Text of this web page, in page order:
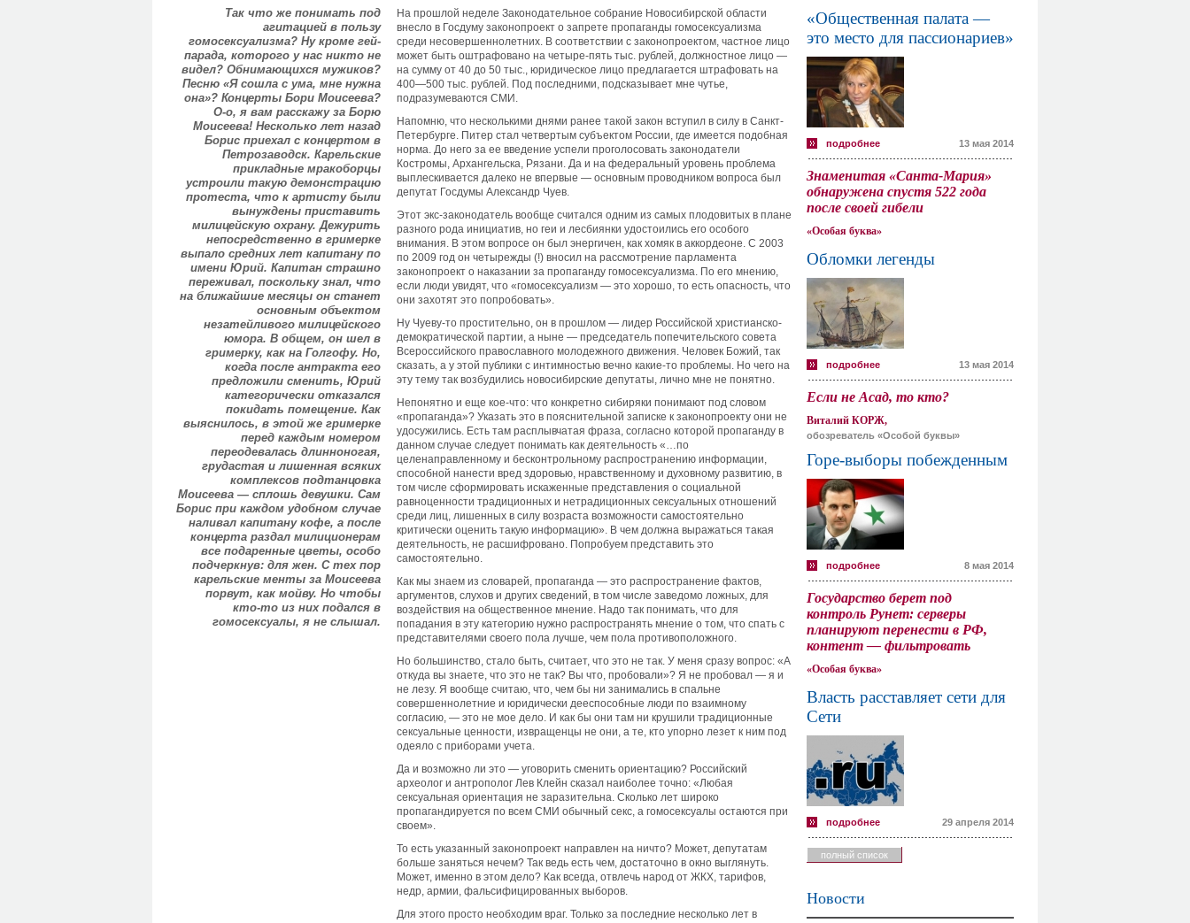
Так что же понимать под
агитацией в пользу
гомосексуализма? Ну кроме гей-
парада, которого у нас никто не
видел? Обнимающихся мужиков?
Песню «Я сошла с ума, мне нужна
она»? Концерты Бори Моисеева?
О-о, я вам расскажу за Борю
Моисеева! Несколько лет назад
Борис приехал с концертом в
Петрозаводск. Карельские
прикладные мракоборцы
устроили такую демонстрацию
протеста, что к артисту были
вынуждены приставить
милицейскую охрану. Дежурить
непосредственно в гримерке
выпало средних лет капитану по
имени Юрий. Капитан страшно
переживал, поскольку знал, что
на ближайшие месяцы он станет
основным объектом
незатейливого милицейского
юмора. В общем, он шел в
гримерку, как на Голгофу. Но,
когда после антракта его
предложили сменить, Юрий
категорически отказался
покидать помещение. Как
выяснилось, в этой же гримерке
перед каждым номером
переодевалась длинноногая,
грудастая и лишенная всяких
комплексов подтанцовка
Моисеева — сплошь девушки. Сам
Борис при каждом удобном случае
наливал капитану кофе, а после
концерта раздал милиционерам
все подаренные цветы, особо
подчеркнув: для жен. С тех пор
карельские менты за Моисеева
порвут, как мойву. Но чтобы
кто-то из них подался в
гомосексуалы, я не слышал.
На прошлой неделе Законодательное собрание Новосибирской области
внесло в Госдуму законопроект о запрете пропаганды гомосексуализма
среди несовершеннолетних. В соответствии с законопроектом, частное лицо
может быть оштрафовано на четыре-пять тыс. рублей, должностное лицо —
на сумму от 40 до 50 тыс., юридическое лицо предлагается штрафовать на
400—500 тыс. рублей. Под последними, подсказывает мне чутье,
подразумеваются СМИ.
Напомню, что несколькими днями ранее такой закон вступил в силу в Санкт-
Петербурге. Питер стал четвертым субъектом России, где имеется подобная
норма. До него за ее введение успели проголосовать законодатели
Костромы, Архангельска, Рязани. Да и на федеральный уровень проблема
выплескивается далеко не впервые — основным проводником вопроса был
депутат Госдумы Александр Чуев.
Этот экс-законодатель вообще считался одним из самых плодовитых в плане
разного рода инициатив, но геи и лесбиянки удостоились его особого
внимания. В этом вопросе он был энергичен, как хомяк в аккордеоне. С 2003
по 2009 год он четырежды (!) вносил на рассмотрение парламента
законопроект о наказании за пропаганду гомосексуализма. По его мнению,
если люди увидят, что «гомосексуализм — это хорошо, то есть опасность, что
они захотят это попробовать».
Ну Чуеву-то простительно, он в прошлом — лидер Российской христианско-
демократической партии, а ныне — председатель попечительского совета
Всероссийского православного молодежного движения. Человек Божий, так
сказать, а у этой публики с интимностью вечно какие-то проблемы. Но чего на
эту тему так возбудились новосибирские депутаты, лично мне не понятно.
Непонятно и еще кое-что: что конкретно сибиряки понимают под словом
«пропаганда»? Указать это в пояснительной записке к законопроекту они не
удосужились. Есть там расплывчатая фраза, согласно которой пропаганду в
данном случае следует понимать как деятельность «…по
целенаправленному и бесконтрольному распространению информации,
способной нанести вред здоровью, нравственному и духовному развитию, в
том числе сформировать искаженные представления о социальной
равноценности традиционных и нетрадиционных сексуальных отношений
среди лиц, лишенных в силу возраста возможности самостоятельно
критически оценить такую информацию». В чем должна выражаться такая
деятельность, не расшифровано. Попробуем представить это
самостоятельно.
Как мы знаем из словарей, пропаганда — это распространение фактов,
аргументов, слухов и других сведений, в том числе заведомо ложных, для
воздействия на общественное мнение. Надо так понимать, что для
попадания в эту категорию нужно распространять мнение о том, что спать с
представителями своего пола лучше, чем пола противоположного.
Но большинство, стало быть, считает, что это не так. У меня сразу вопрос: «А
откуда вы знаете, что это не так? Вы что, пробовали»? Я не пробовал — я и
не лезу. Я вообще считаю, что, чем бы ни занимались в спальне
совершеннолетние и юридически дееспособные люди по взаимному
согласию, — это не мое дело. И как бы они там ни крушили традиционные
сексуальные ценности, извращенцы не они, а те, кто упорно лезет к ним под
одеяло с приборами учета.
Да и возможно ли это — уговорить сменить ориентацию? Российский
археолог и антрополог Лев Клейн сказал наиболее точно: «Любая
сексуальная ориентация не заразительна. Сколько лет широко
пропагандируется по всем СМИ обычный секс, а гомосексуалы остаются при
своем».
То есть указанный законопроект направлен на ничто? Может, депутатам
больше заняться нечем? Так ведь есть чем, достаточно в окно выглянуть.
Может, именно в этом дело? Как всегда, отвлечь народ от ЖКХ, тарифов,
недр, армии, фальсифицированных выборов.
Для этого просто необходим враг. Только за последние несколько лет в
«Общественная палата —
это место для пассионариев»
подробнее 13 мая 2014
Знаменитая «Санта-Мария»
обнаружена спустя 522 года
после своей гибели
«Особая буква»
Обломки легенды
подробнее 13 мая 2014
Если не Асад, то кто?
Виталий КОРЖ,
обозреватель «Особой буквы»
Горе-выборы побежденным
подробнее 8 мая 2014
Государство берет под
контроль Рунет: серверы
планируют перенести в РФ,
контент — фильтровать
«Особая буква»
Власть расставляет сети для
Сети
подробнее 29 апреля 2014
полный список
Новости